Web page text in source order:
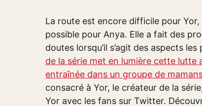
La route est encore difficile pour
possible pour Anya. Elle a fait des
doutes lorsqu’il s’agit des aspects
de la série met en lumière cette lutte
entraînée dans un groupe de
consacré à Yor, le créateur de la
Yor avec les fans sur Twitter.